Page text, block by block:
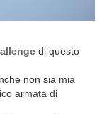
di questo
non sia mia
armata di